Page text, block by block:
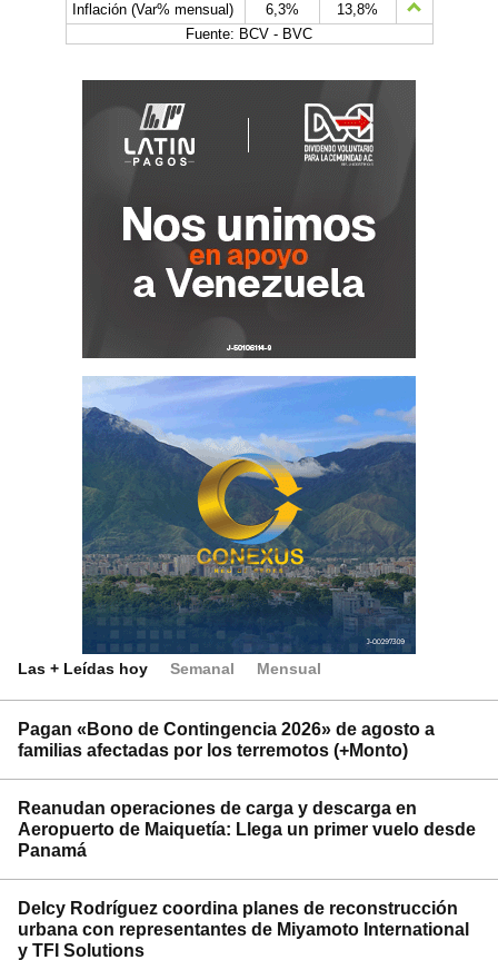
Inflación (Var% mensual)
6,3%
13,8%
Fuente: BCV - BVC
Las + Leídas hoy Semanal Mensual
Pagan «Bono de Contingencia 2026» de agosto a
familias afectadas por los terremotos (+Monto)
Reanudan operaciones de carga y descarga en
Aeropuerto de Maiquetía: Llega un primer vuelo desde
Panamá
Delcy Rodríguez coordina planes de reconstrucción
urbana con representantes de Miyamoto International
y TFI Solutions